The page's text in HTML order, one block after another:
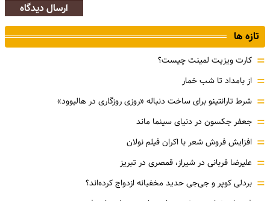
ارسال دیدگاه
تازه ها
= کارت ویزیت لمینت چیست؟
= از بامداد تا شب خمار
= شرط تارانتینو برای ساخت دنباله «روزی روزگاری در هالیوود»
= جعفر جکسون در دنیای سینما ماند
= افزایش فروش شعر با اکران فیلم نولان
= علیرضا قربانی در شیراز، قمصری در تبریز
= بردلی کوپر و جی‌جی حدید مخفیانه ازدواج کرده‌اند؟